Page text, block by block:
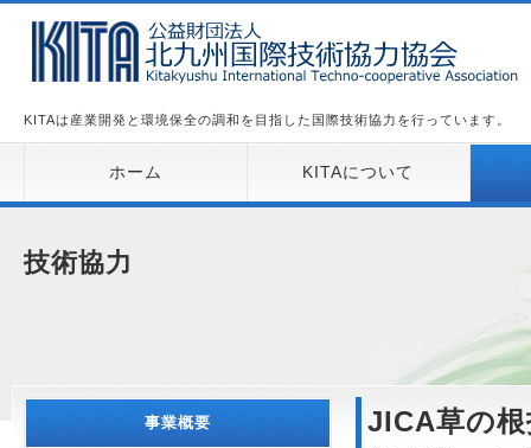
KITAは産業開発と環境保全の調和を目指した国際技術協力を行っています。
ホーム KITAについて
技術協力
JICA草の
事業概要